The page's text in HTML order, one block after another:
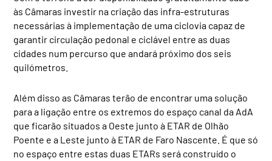
às Câmaras investir na criação das infra-estruturas
necessárias à implementação de uma ciclovia capaz de
garantir circulação pedonal e ciclável entre as duas
cidades num percurso que andará próximo dos seis
quilómetros.
Além disso as Câmaras terão de encontrar uma solução
para a ligação entre os extremos do espaço canal da AdA
que ficarão situados a Oeste junto à ETAR de Olhão
Poente e a Leste junto à ETAR de Faro Nascente. É que só
no espaço entre estas duas ETARs será construído o